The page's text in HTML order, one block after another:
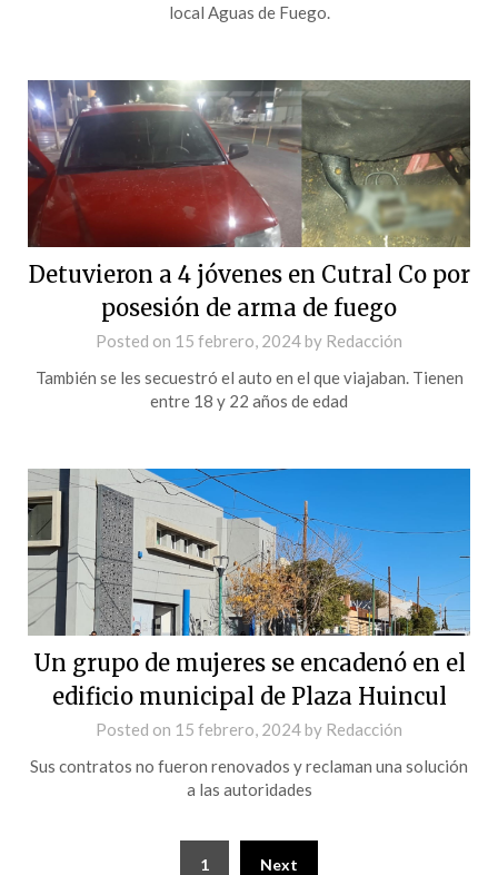
local Aguas de Fuego.
Detuvieron a 4 jóvenes en Cutral Co por
posesión de arma de fuego
Posted on 15 febrero, 2024by Redacción
También se les secuestró el auto en el que viajaban. Tienen
entre 18 y 22 años de edad
Un grupo de mujeres se encadenó en el
edificio municipal de Plaza Huincul
Posted on 15 febrero, 2024by Redacción
Sus contratos no fueron renovados y reclaman una solución
a las autoridades
1 Next